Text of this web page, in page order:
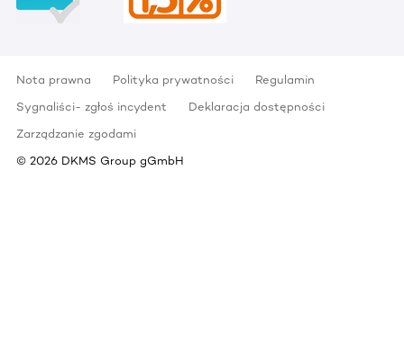
Nota prawna Polityka prywatności
Regulamin
Sygnaliści- zgłoś incydent
Deklaracja dostępności
Zarządzanie zgodami
© 2026 DKMS Group gGmbH